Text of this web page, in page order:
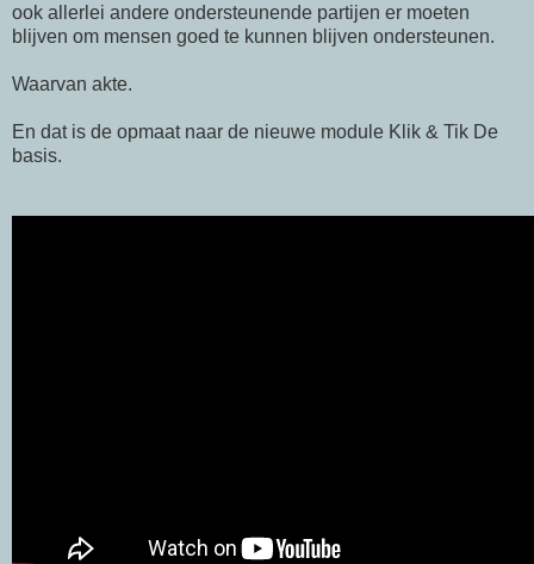
ook allerlei andere ondersteunende partijen er moeten
blijven om mensen goed te kunnen blijven ondersteunen.
Waarvan akte.
En dat is de opmaat naar de nieuwe module Klik & Tik De
basis.